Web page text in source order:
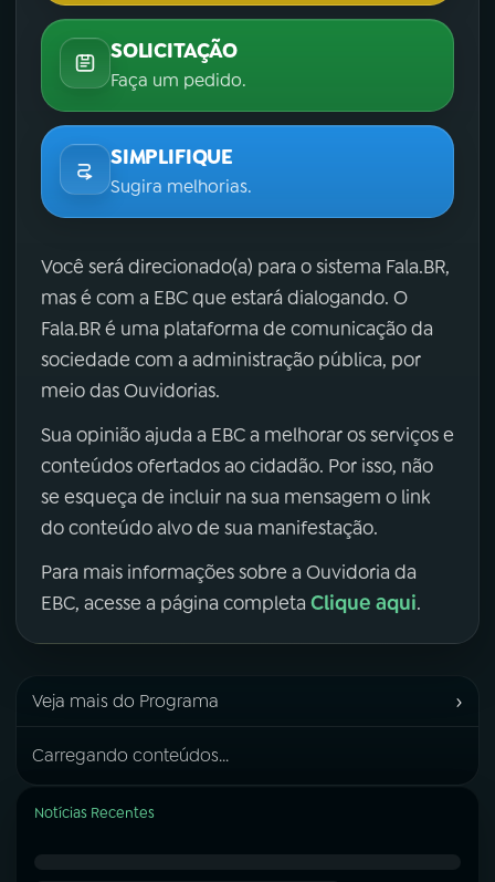
SOLICITAÇÃO
Faça um pedido.
SIMPLIFIQUE
Sugira melhorias.
Você será direcionado(a) para o sistema Fala.BR,
mas é com a EBC que estará dialogando. O
Fala.BR é uma plataforma de comunicação da
sociedade com a administração pública, por
meio das Ouvidorias.
Sua opinião ajuda a EBC a melhorar os serviços e
conteúdos ofertados ao cidadão. Por isso, não
se esqueça de incluir na sua mensagem o link
do conteúdo alvo de sua manifestação.
Para mais informações sobre a Ouvidoria da
EBC, acesse a página completa Clique aqui.
Veja mais do Programa ›
Carregando conteúdos...
Notícias Recentes